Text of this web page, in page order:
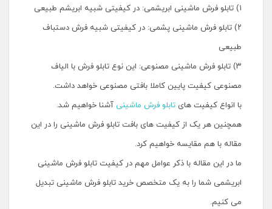
۱) تابلو فرش ماشینی ابریشمی: در کیفیتی شبیه ابریشم طبیعی
۲) تابلو فرش ماشینی پشمی: در کیفیتی شبیه فرش دستباف
طبیعی
۳) تابلو فرش ماشینی مصنوعی: این نوع تابلو فرش با الیاف
مصنوعی کیفیت پایین کاملا بافتی مصنوعی خواهد داشت.
با انواع کیفیت های تابلو فرش ماشینی آشنا خواهیم شد.
همچنین هر یک از کیفیت های بافت تابلو فرش ماشینی را در این
مقاله با هم مقایسه خواهیم کرد.
ما در این مقاله با ذکر عوامل مهم در کیفیت تابلو فرش ماشینی
ابریشمی شما را به یک متخصص خرید تابلو فرش ماشینی تبدیل
می کنیم.